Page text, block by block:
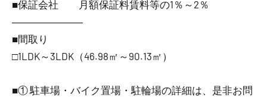
■保証会社 月額保証料賃料等の1％～2％
―――――――
■間取り
□1LDK～3LDK（46.98㎡～90.13㎡）
■① 駐車場・バイク置場・駐輪場の詳細は、是非お問